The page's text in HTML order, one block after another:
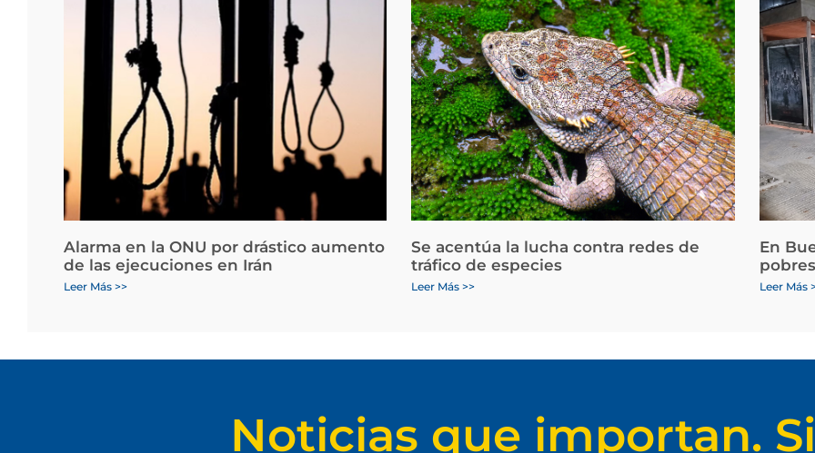
Alarma en la ONU por drástico aumento
de las ejecuciones en Irán
Leer Más >>
Se acentúa la lucha contra redes de
tráfico de especies
Leer Más >>
En
Leer Más
Noticias que importan.